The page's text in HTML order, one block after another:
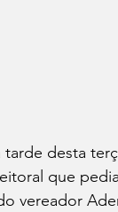
desta
que
vereador